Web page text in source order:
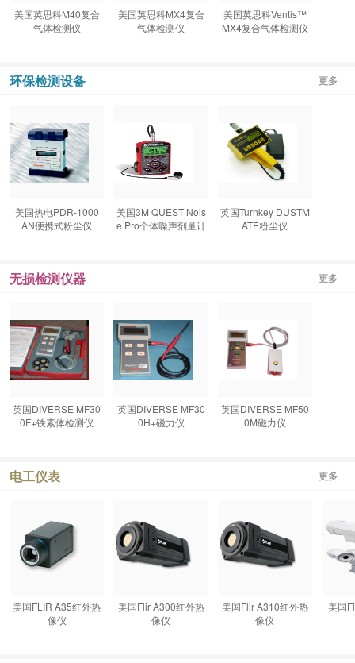
美国英思科M40复合
气体检测仪
美国英思科MX4复合
气体检测仪
美国英思科Ventis™
MX4复合气体检测仪
环保检测设备 更多
美国热电PDR-1000
AN便携式粉尘仪
美国3M QUEST Nois
e Pro个体噪声剂量计
英国Turnkey DUSTM
ATE粉尘仪
无损检测仪器 更多
英国DIVERSE MF30
0F+铁素体检测仪
英国DIVERSE MF30
0H+磁力仪
英国DIVERSE MF50
0M磁力仪
电工仪表 更多
美国FLIR A35红外热
像仪
美国Flir A300红外热
像仪
美国Flir A310红外热
像仪
美国